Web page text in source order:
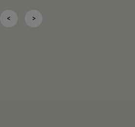
< >